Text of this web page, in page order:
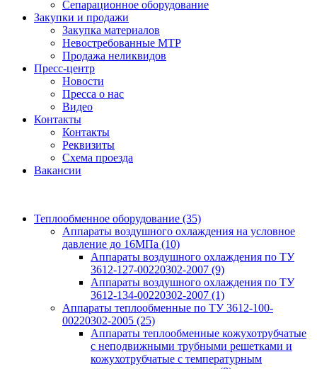
Сепарационное оборудование
Закупки и продажи
Закупка материалов
Невостребованные МТР
Продажа неликвидов
Пресс-центр
Новости
Пресса о нас
Видео
Контакты
Контакты
Реквизиты
Схема проезда
Вакансии
Теплообменное оборудование (35)
Аппараты воздушного охлаждения на условное
давление до 16МПа (10)
Аппараты воздушного охлаждения по ТУ
3612-127-00220302-2007 (9)
Аппараты воздушного охлаждения по ТУ
3612-134-00220302-2007 (1)
Аппараты теплообменные по ТУ 3612-100-
00220302-2005 (25)
Аппараты теплообменные кожухотрубчатые
с неподвижными трубными решетками и
кожухотрубчатые с температурным